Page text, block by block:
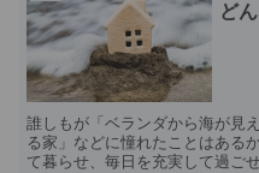
ど
誰しもが「ベランダから海が見
る家」などに憧れたことはある
て暮らせ、毎日を充実して過ご